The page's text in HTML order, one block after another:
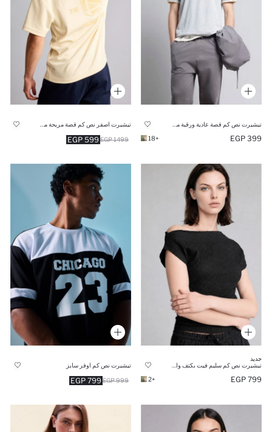
399 EGP
+18
599 EGP 1499 EGP
جديد
799 EGP
+2
تيشيرت نص كم اوفر سايز
799 EGP 999 EGP